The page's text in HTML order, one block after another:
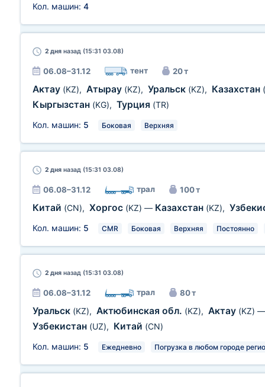
Кол. машин: 4
2 дня назад (15:31 03.08)
06.08–31.12 тент 20 т
Актау (KZ), Атырау (KZ), Уральск (KZ), Казахстан
Кыргызстан (KG), Турция (TR)
Кол. машин: 5 Боковая Верхняя
2 дня назад (15:31 03.08)
06.08–31.12 трал 100 т
Китай (CN), Хоргос (KZ) — Казахстан (KZ),
Кол. машин: 5 CMR Боковая Верхняя Постоянно
2 дня назад (15:31 03.08)
06.08–31.12 трал 80 т
Уральск (KZ), Актюбинская обл. (KZ), Актау (KZ)
Узбекистан (UZ), Китай (CN)
Кол. машин: 5 Ежедневно Погрузка в любом городе